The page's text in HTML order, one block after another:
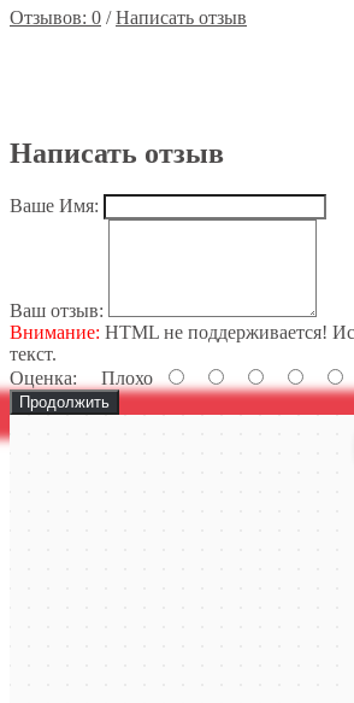
Отзывов: 0 /Написать отзыв
Написать отзыв
Ваше Имя:
Ваш отзыв:
Внимание: HTML не поддерживается!
текст.
Оценка: Плохо
Продолжить